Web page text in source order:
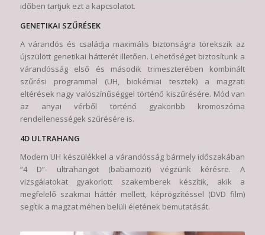
időben tartjuk ezt a kapcsolatot.
GENETIKAI SZŰRÉSEK
A várandós és családja maximális biztonságra törekszik az
újszülött genetikai hátterét illetően. Lehetőséget biztosítunk a
várandósság első és második trimeszterében kombinált
szűrési programmal (UH, biokémiai tesztek) a magzati
eltérések nagy valószínűséggel történő kiszűrésére. Mód van
az anyai vérből történő gyakoribb kromoszóma
rendellenességek szűrésére is.
4D ULTRAHANG
Modern UH készülékkel a várandósság bármely időszakában
“4 D”- ultrahangot (babamozit) végzünk kérésre. A
vizsgálatokat gyakorlott szakemberek készítik, akik a
megfelelő szakmai háttér mellett, képrögzítéssel (DVD film)
segítik a magzat méhen belüli életének bemutatását.